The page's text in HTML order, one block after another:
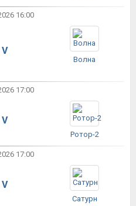
16:00
V
Волна
17:00
V
Ротор-2
17:00
V
Сатурн